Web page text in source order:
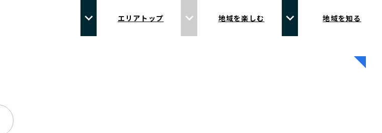
エリアトップ 地域を楽しむ 地域を知る